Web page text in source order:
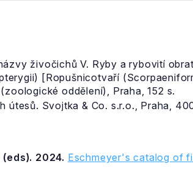
živočichů V. Ryby a rybovití
[Ropušnicotvaří
oddělení), Praha, 152 s.
útesů. Svojtka & Co. s.r.o., Praha,
(eds). 2024. Eschmeyer's catalog of